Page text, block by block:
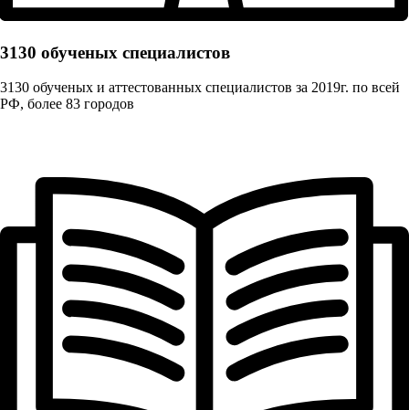
3130 обученых cпециалистов
3130 обученых и аттестованных специалистов за 2019г. по всей
РФ, более 83 городов